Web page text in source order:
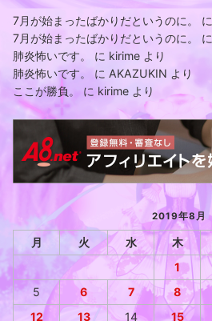
7月が始まったばかりだというのに。 に
7月が始まったばかりだというのに。
に
肺炎怖いです。
に kirime より
肺炎怖いです。
に AKAZUKIN より
ここが勝負。
に kirime より
2019年8月
月 火 水 木
1
5
6 7 8
12
13 14 15